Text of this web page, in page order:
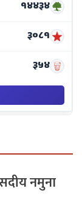
नमुना